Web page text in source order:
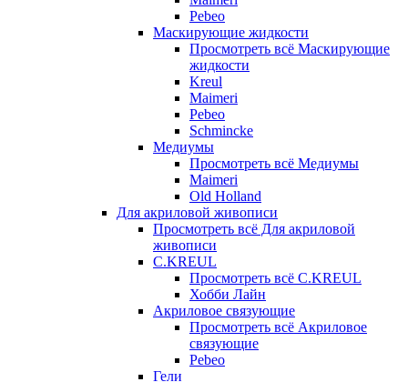
Pebeo
Маскирующие жидкости
Просмотреть всё Маскирующие
жидкости
Kreul
Maimeri
Pebeo
Schmincke
Медиумы
Просмотреть всё Медиумы
Maimeri
Old Holland
Для акриловой живописи
Просмотреть всё Для акриловой
живописи
C.KREUL
Просмотреть всё C.KREUL
Хобби Лайн
Акриловое связующие
Просмотреть всё Акриловое
связующие
Pebeo
Гели